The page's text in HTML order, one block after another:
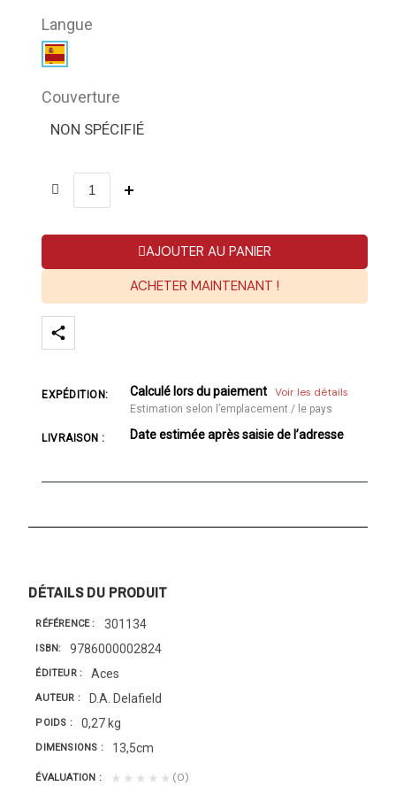
Langue
Couverture
NON SPÉCIFIÉ
AJOUTER AU PANIER
ACHETER MAINTENANT !
EXPÉDITION: Calculé lors du paiement Voir les détails
Estimation selon l’emplacement / le pays
LIVRAISON : Date estimée après saisie de l’adresse
DÉTAILS DU PRODUIT
RÉFÉRENCE 301134
ISBN 9786000002824
ÉDITEUR Aces
AUTEUR D.A. Delafield
POIDS 0,27 kg
DIMENSIONS 13,5cm
ÉVALUATION ★★★★★ (0)